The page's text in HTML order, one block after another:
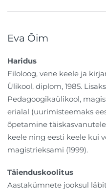
Eva Õim
Haridus
Filoloog, vene keele ja
Ülikool, diplom, 1985.
Pedagoogikaülikool,
erialal (uurimisteemaks
õpetamine
keele ning eesti keele kui
magistrieksami (1999).
Täienduskoolitus
Aastakümnete jooksul